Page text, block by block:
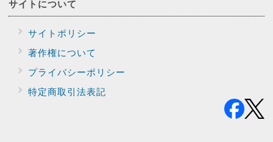
サイトについて
サイトポリシー
著作権について
プライバシーポリシー
特定商取引法表記